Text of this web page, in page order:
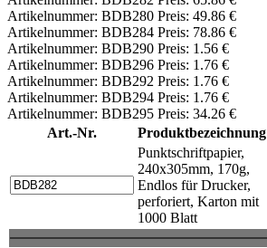
Artikelnummer: BDB280 Preis: 49.86 €
Artikelnummer: BDB284 Preis: 78.86 €
Artikelnummer: BDB290 Preis: 1.56 €
Artikelnummer: BDB296 Preis: 1.76 €
Artikelnummer: BDB292 Preis: 1.76 €
Artikelnummer: BDB294 Preis: 1.76 €
Artikelnummer: BDB295 Preis: 34.26 €
Art.-Nr.
Produktbezeichnung
Punktschriftpapier,
240x305mm, 170g,
Endlos für Drucker,
perforiert, Karton mit
1000 Blatt